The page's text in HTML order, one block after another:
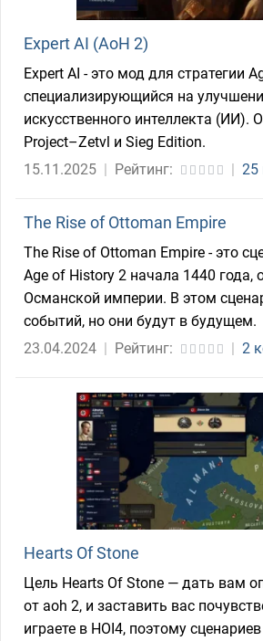
Expert AI (AoH 2)
Expert AI - это мод для стратегии
специализирующийся на
искусственного интеллекта (ИИ).
Project–Zetvl и Sieg Edition.
15.11.2025 | Рейтинг: | 25
The Rise of Ottoman Empire
The Rise of Ottoman Empire - это
Age of History 2 начала 1440 года,
Османской империи. В этом
событий, но они будут в будущем.
23.04.2024 | Рейтинг: | 2
Hearts Of Stone
Цель Hearts Of Stone — дать вам
от aoh 2, и заставить вас
играете в HOI4, поэтому